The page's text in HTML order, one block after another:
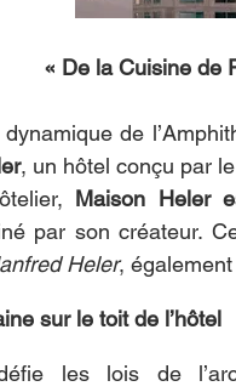
« De la Cuisine de
de
, un hôtel conçu par
Maison Heler
par son créateur.
Heler,
sur le toit de l’hôtel
les lois de